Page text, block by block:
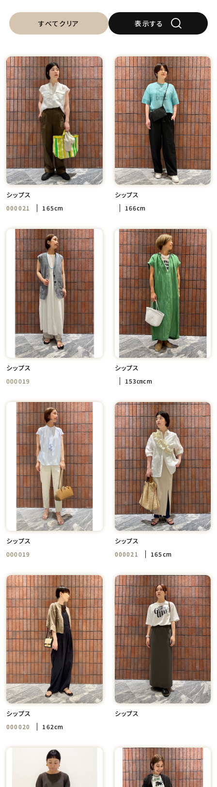
すべてクリア 表示する
シップス
000021 165cm
シップス
166cm
シップス
000019
シップス
153㎝cm
シップス
000019
シップス
000021 165cm
シップス
000020 162cm
シップス